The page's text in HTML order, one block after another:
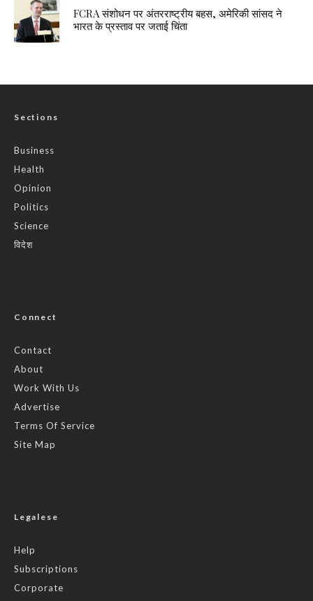
FCRA संशोधन पर अंतरराष्ट्रीय बहस, अमेरिकी सांसद ने
भारत के प्रस्ताव पर जताई चिंता
Sections
Business
Health
Opinion
Politics
Science
विदेश
Connect
Contact
About
Work With Us
Advertise
Terms Of Service
Site Map
Legalese
Help
Subscriptions
Corporate